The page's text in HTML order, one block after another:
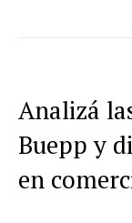
Analizá
Buepp y
en